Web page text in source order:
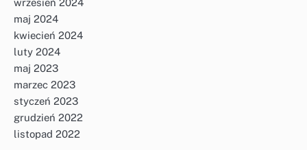
wrzesień 2024
maj 2024
kwiecień 2024
luty 2024
maj 2023
marzec 2023
styczeń 2023
grudzień 2022
listopad 2022